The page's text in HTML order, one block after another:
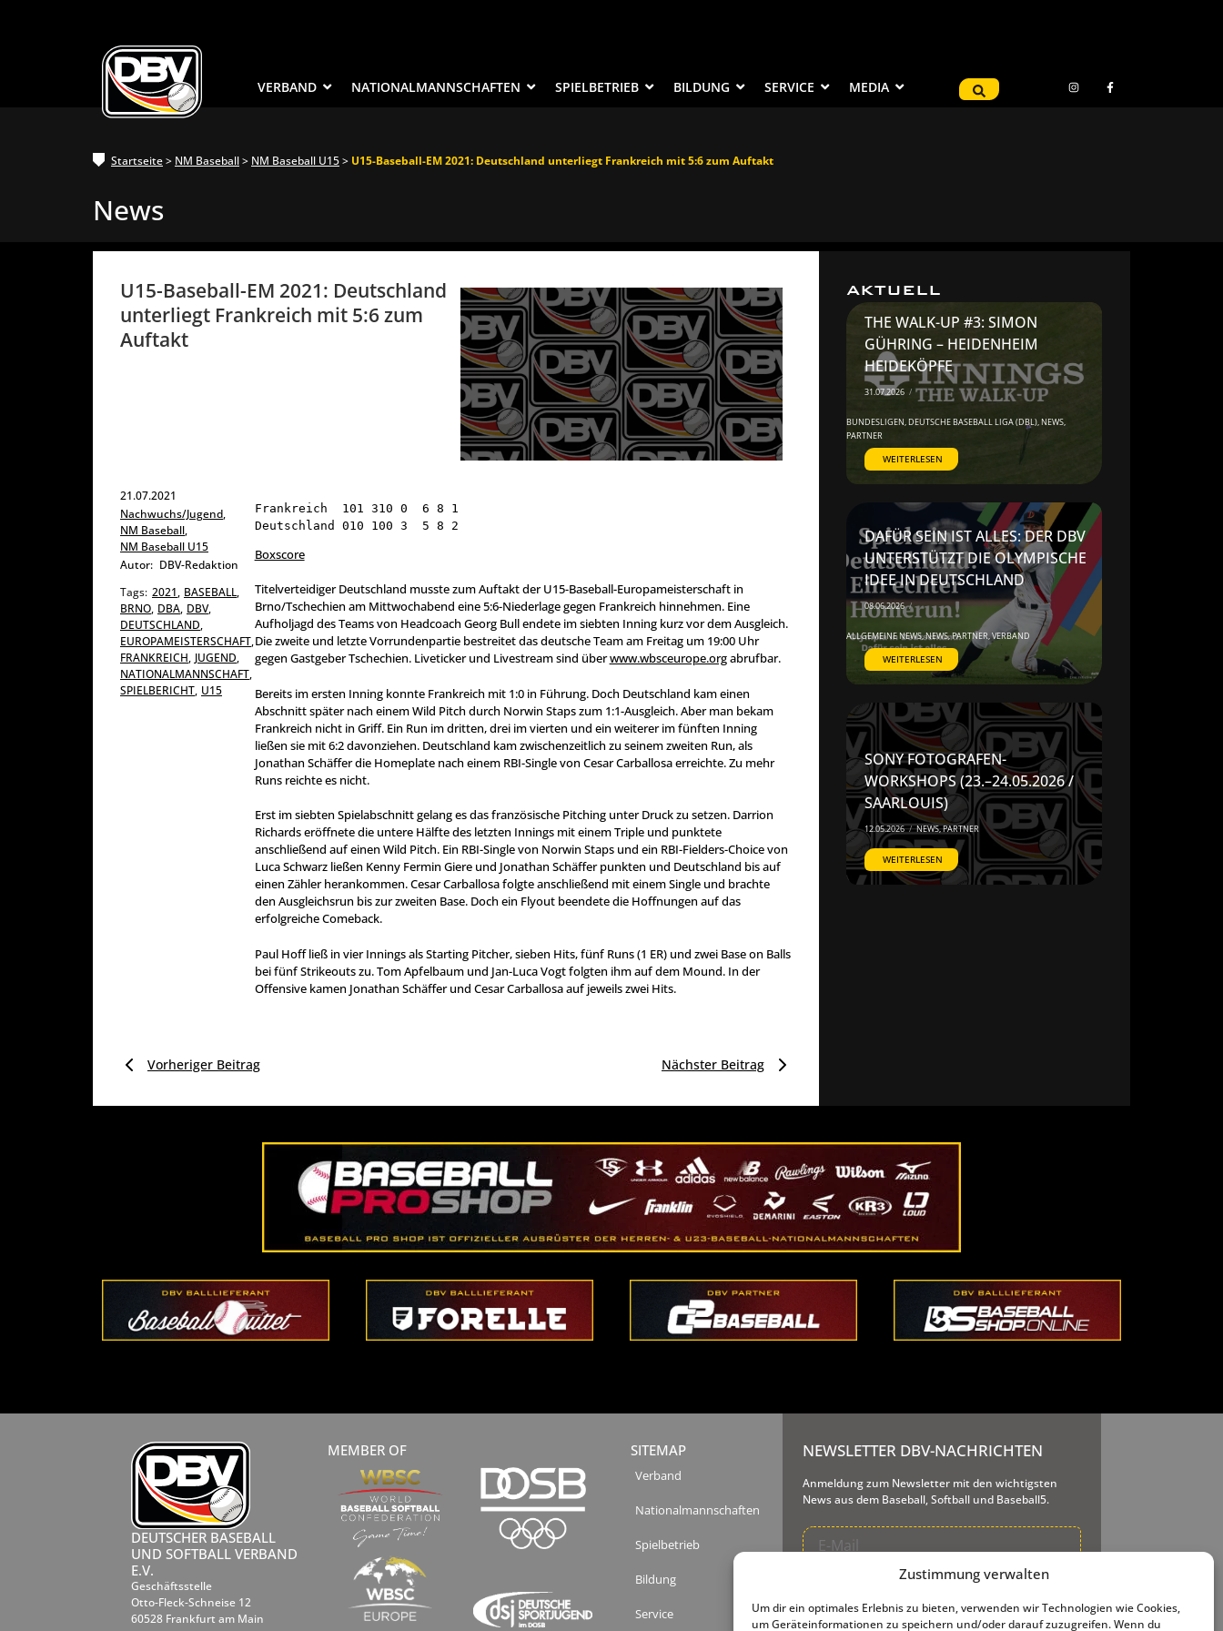
Zustimmung verwalten
Um dir ein optimales Erlebnis zu bieten, verwenden wir Technologien wie Cookies,
um Geräteinformationen zu speichern und/oder darauf zuzugreifen. Wenn du
VERBAND NATIONALMANNSCHAFTEN SPIELBETRIEB BILDUNG SERVICE MEDIA
Startseite> NM Baseball> NM Baseball U15> U15-Baseball-EM 2021: Deutschland unterliegt Frankreich mit 5:6 zum Auftakt
News
U15-Baseball-EM 2021: Deutschland
unterliegt Frankreich mit 5:6 zum
Auftakt
21.07.2021
Nachwuchs/Jugend,
NM Baseball,
NM Baseball U15
Autor: DBV-Redaktion
Tags: 2021, BASEBALL,
BRNO, DBA, DBV,
DEUTSCHLAND,
EUROPAMEISTERSCHAFT,
FRANKREICH, JUGEND,
NATIONALMANNSCHAFT,
SPIELBERICHT, U15
Frankreich  101 310 0  6 8 1
Deutschland 010 100 3  5 8 2
Boxscore
Titelverteidiger Deutschland musste zum Auftakt der U15-Baseball-Europameisterschaft in
Brno/Tschechien am Mittwochabend eine 5:6-Niederlage gegen Frankreich hinnehmen. Eine
Aufholjagd des Teams von Headcoach Georg Bull endete im siebten Inning kurz vor dem Ausgleich.
Die zweite und letzte Vorrundenpartie bestreitet das deutsche Team am Freitag um 19:00 Uhr
gegen Gastgeber Tschechien. Liveticker und Livestream sind überwww.wbsceurope.orgabrufbar.
Bereits im ersten Inning konnte Frankreich mit 1:0 in Führung. Doch Deutschland kam einen
Abschnitt später nach einem Wild Pitch durch Norwin Staps zum 1:1-Ausgleich. Aber man bekam
Frankreich nicht in Griff. Ein Run im dritten, drei im vierten und ein weiterer im fünften Inning
ließen sie mit 6:2 davonziehen. Deutschland kam zwischenzeitlich zu seinem zweiten Run, als
Jonathan Schäffer die Homeplate nach einem RBI-Single von Cesar Carballosa erreichte. Zu mehr
Runs reichte es nicht.
Erst im siebten Spielabschnitt gelang es das französische Pitching unter Druck zu setzen. Darrion
Richards eröffnete die untere Hälfte des letzten Innings mit einem Triple und punktete
anschließend auf einen Wild Pitch. Ein RBI-Single von Norwin Staps und ein RBI-Fielders-Choice von
Luca Schwarz ließen Kenny Fermin Giere und Jonathan Schäffer punkten und Deutschland bis auf
einen Zähler herankommen. Cesar Carballosa folgte anschließend mit einem Single und brachte
den Ausgleichsrun bis zur zweiten Base. Doch ein Flyout beendete die Hoffnungen auf das
erfolgreiche Comeback.
Paul Hoff ließ in vier Innings als Starting Pitcher, sieben Hits, fünf Runs (1 ER) und zwei Base on Balls
bei fünf Strikeouts zu. Tom Apfelbaum und Jan-Luca Vogt folgten ihm auf dem Mound. In der
Offensive kamen Jonathan Schäffer und Cesar Carballosa auf jeweils zwei Hits.
Vorheriger Beitrag Nächster Beitrag
AKTUELL
THE WALK-UP #3: SIMON
GÜHRING – HEIDENHEIM
HEIDEKÖPFE
31.07.2026 /
BUNDESLIGEN,DEUTSCHE BASEBALL LIGA (DBL),NEWS,
PARTNER
WEITERLESEN
DAFÜR SEIN IST ALLES: DER DBV
UNTERSTÜTZT DIE OLYMPISCHE
IDEE IN DEUTSCHLAND
08.06.2026 /
ALLGEMEINE NEWS,NEWS,PARTNER,VERBAND
WEITERLESEN
SONY FOTOGRAFEN-
WORKSHOPS (23.–24.05.2026 /
SAARLOUIS)
12.05.2026 / NEWS,PARTNER
WEITERLESEN
DEUTSCHER BASEBALL
UND SOFTBALL VERBAND
E.V.
Geschäftsstelle
Otto-Fleck-Schneise 12
60528 Frankfurt am Main
MEMBER OF SITEMAP
Verband
Nationalmannschaften
Spielbetrieb
Bildung
Service
NEWSLETTER DBV-NACHRICHTEN
Anmeldung zum Newsletter mit den wichtigsten
News aus dem Baseball, Softball und Baseball5.
unseren Newsletter und Informationen über unsere
Tätigkeiten zu senden. Ihnen steht jederzeit der